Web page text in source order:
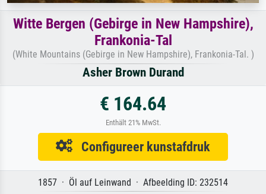
Witte Bergen (Gebirge in New Hampshire),
Frankonia-Tal
(White Mountains (Gebirge in New Hampshire), Frankonia-Tal. )
Asher Brown Durand
€ 164.64
Enthält 21% MwSt.
Configureer kunstafdruk
1857 · Öl auf Leinwand · Afbeelding ID: 232514